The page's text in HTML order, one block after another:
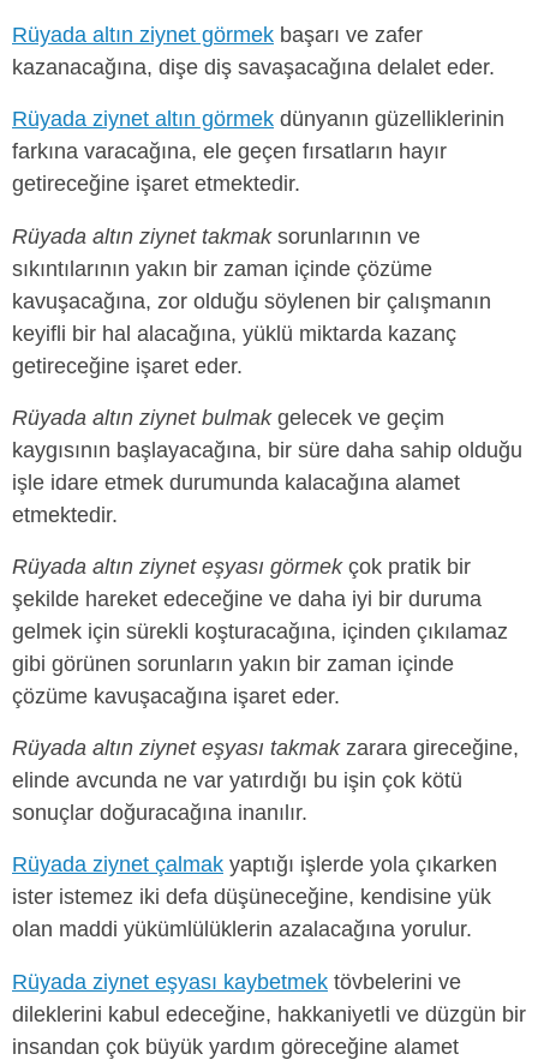
Rüyada altın ziynet görmek başarı ve zafer
kazanacağına, dişe diş savaşacağına delalet eder.
Rüyada ziynet altın görmek dünyanın güzelliklerinin
farkına varacağına, ele geçen fırsatların hayır
getireceğine işaret etmektedir.
Rüyada altın ziynet takmaksorunlarının ve
sıkıntılarının yakın bir zaman içinde çözüme
kavuşacağına, zor olduğu söylenen bir çalışmanın
keyifli bir hal alacağına, yüklü miktarda kazanç
getireceğine işaret eder.
Rüyada altın ziynet bulmakgelecek ve geçim
kaygısının başlayacağına, bir süre daha sahip olduğu
işle idare etmek durumunda kalacağına alamet
etmektedir.
Rüyada altın ziynet eşyası görmekçok pratik bir
şekilde hareket edeceğine ve daha iyi bir duruma
gelmek için sürekli koşturacağına, içinden çıkılamaz
gibi görünen sorunların yakın bir zaman içinde
çözüme kavuşacağına işaret eder.
Rüyada altın ziynet eşyası takmakzarara gireceğine,
elinde avcunda ne var yatırdığı bu işin çok kötü
sonuçlar doğuracağına inanılır.
Rüyada ziynet çalmak yaptığı işlerde yola çıkarken
ister istemez iki defa düşüneceğine, kendisine yük
olan maddi yükümlülüklerin azalacağına yorulur.
Rüyada ziynet eşyası kaybetmek tövbelerini ve
dileklerini kabul edeceğine, hakkaniyetli ve düzgün bir
insandan çok büyük yardım göreceğine alamet